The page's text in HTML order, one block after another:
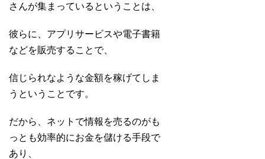
さんが集まっているということは、
彼らに、アプリサービスや電子書籍
などを販売することで、
信じられなような金額を稼げてしま
うということです。
だから、ネットで情報を売るのがも
っとも効率的にお金を儲ける手段で
あり、